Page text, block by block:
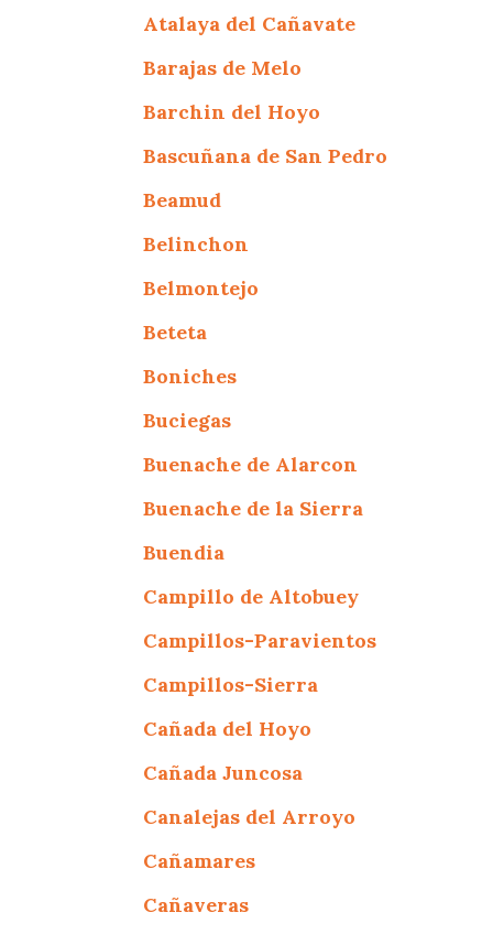
Atalaya del Cañavate
Barajas de Melo
Barchin del Hoyo
Bascuñana de San Pedro
Beamud
Belinchon
Belmontejo
Beteta
Boniches
Buciegas
Buenache de Alarcon
Buenache de la Sierra
Buendia
Campillo de Altobuey
Campillos-Paravientos
Campillos-Sierra
Cañada del Hoyo
Cañada Juncosa
Canalejas del Arroyo
Cañamares
Cañaveras